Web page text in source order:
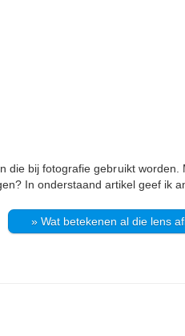
die bij fotografie gebruikt
In onderstaand artikel geef ik
» Wat betekenen al die lens